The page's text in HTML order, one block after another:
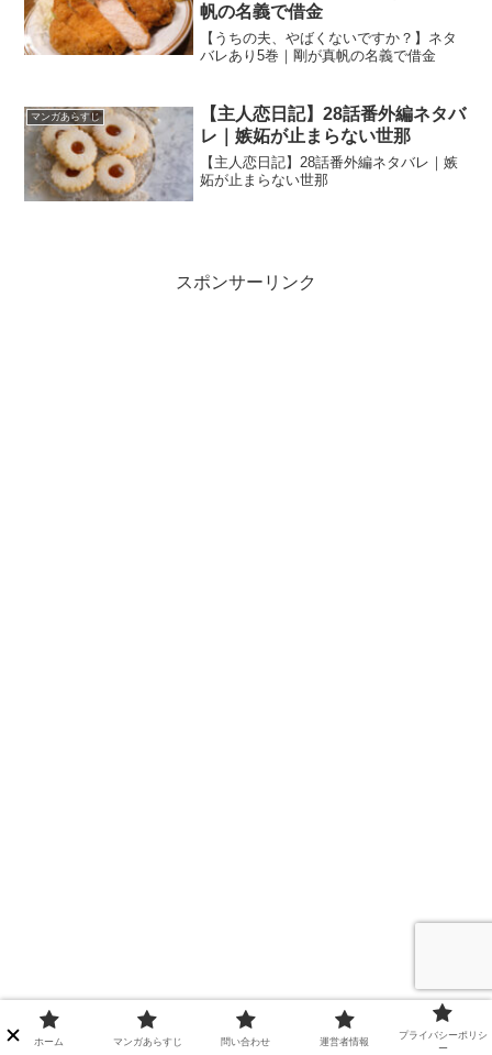
帆の名義で借金
【うちの夫、やばくないですか？】ネタ
バレあり5巻｜剛が真帆の名義で借金
マンガあらすじ
【主人恋日記】28話番外編ネタバ
レ｜嫉妬が止まらない世那
【主人恋日記】28話番外編ネタバレ｜嫉
妬が止まらない世那
スポンサーリンク
ホーム マンガあらすじ 問い合わせ 運営者情報
プライバシーポリシ
ー